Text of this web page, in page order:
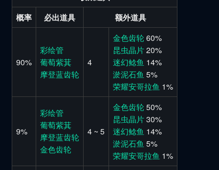
概率
必出道具 额外道具
90%
彩绘管
葡萄紫萁
摩登蓝齿轮
4
金色齿轮 60%
昆虫晶片20%
迷幻鲶鱼 14%
淤泥石鱼 5%
荣耀安哥拉鱼 1%
9%
彩绘管
葡萄紫萁
摩登蓝齿轮
金色齿轮
4 ~ 5
金色齿轮 50%
昆虫晶片30%
迷幻鲶鱼 14%
淤泥石鱼 5%
荣耀安哥拉鱼 1%